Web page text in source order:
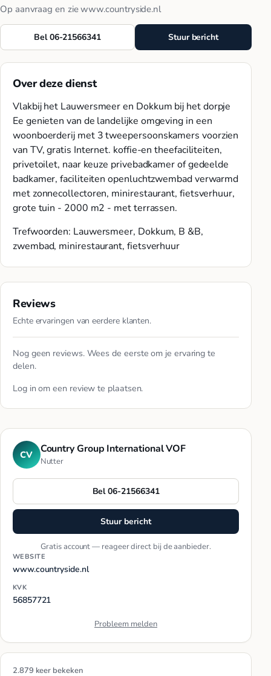
Op aanvraag en zie www.countryside.nl
Bel 06-21566341 Stuur bericht
Over deze dienst
Vlakbij het Lauwersmeer en Dokkum bij het dorpje
Ee genieten van de landelijke omgeving in een
woonboerderij met 3 tweepersoonskamers voorzien
van TV, gratis Internet. koffie-en theefaciliteiten,
privetoilet, naar keuze privebadkamer of gedeelde
badkamer, faciliteiten openluchtzwembad verwarmd
met zonnecollectoren, minirestaurant, fietsverhuur,
grote tuin - 2000 m2 - met terrassen.
Trefwoorden: Lauwersmeer, Dokkum, B &B,
zwembad, minirestaurant, fietsverhuur
Reviews
Echte ervaringen van eerdere klanten.
Nog geen reviews. Wees de eerste om je ervaring te
delen.
Log in om een review te plaatsen.
CV Country Group International VOF
Nutter
Bel 06-21566341
Stuur bericht
Gratis account — reageer direct bij de aanbieder.
WEBSITE
www.countryside.nl
KVK
56857721
Probleem melden
2.879 keer bekeken